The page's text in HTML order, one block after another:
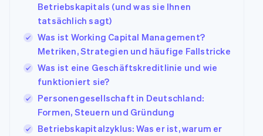
Betriebskapitals (und was sie Ihnen
tatsächlich sagt)
Was ist Working Capital Management?
Metriken, Strategien und häufige Fallstricke
Was ist eine Geschäftskreditlinie und wie
funktioniert sie?
Personengesellschaft in Deutschland:
Formen, Steuern und Gründung
Betriebskapitalzyklus: Was er ist, warum er